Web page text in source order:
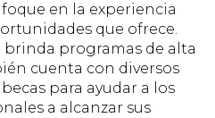
en la experiencia
que ofrece.
brinda programas de alta
cuenta con diversos
becas para ayudar a los
a alcanzar sus